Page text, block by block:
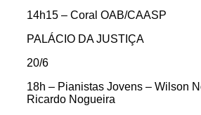
14h15 – Coral OAB/CAASP
PALÁCIO DA JUSTIÇA
20/6
18h – Pianistas Jovens – Wilson
Ricardo Nogueira